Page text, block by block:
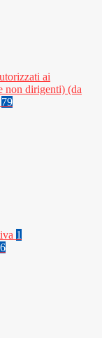
ai
non dirigenti) (da
79
1